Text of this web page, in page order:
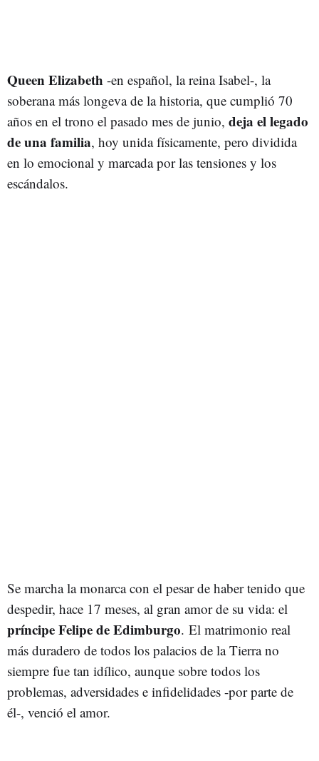
Queen Elizabeth -en español, la reina Isabel-, la
soberana más longeva de la historia, que cumplió 70
años en el trono el pasado mes de junio, deja el legado
de una familia, hoy unida físicamente, pero dividida
en lo emocional y marcada por las tensiones y los
escándalos.
Se marcha la monarca con el pesar de haber tenido que
despedir, hace 17 meses, al gran amor de su vida: el
príncipe Felipe de Edimburgo. El matrimonio real
más duradero de todos los palacios de la Tierra no
siempre fue tan idílico, aunque sobre todos los
problemas, adversidades e infidelidades -por parte de
él-, venció el amor.